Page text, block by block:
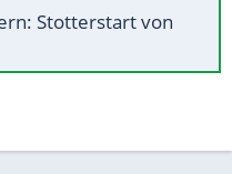
Stotterstart von